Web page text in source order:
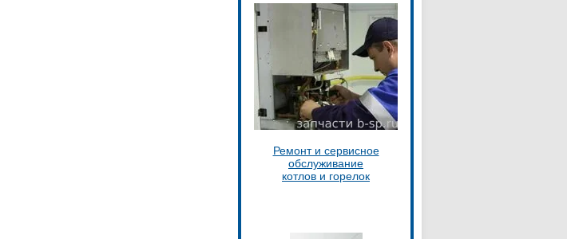
Ремонт и сервисное
обслуживание
котлов и горелок